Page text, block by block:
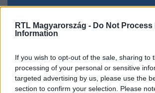
RTL Magyarország - Do Not
Information
If you wish to opt-out of the sale, sharing to
processing of your personal or sensitive
targeted advertising by us, please use the
section to confirm your selection. Please
Facebookon is!
Követem